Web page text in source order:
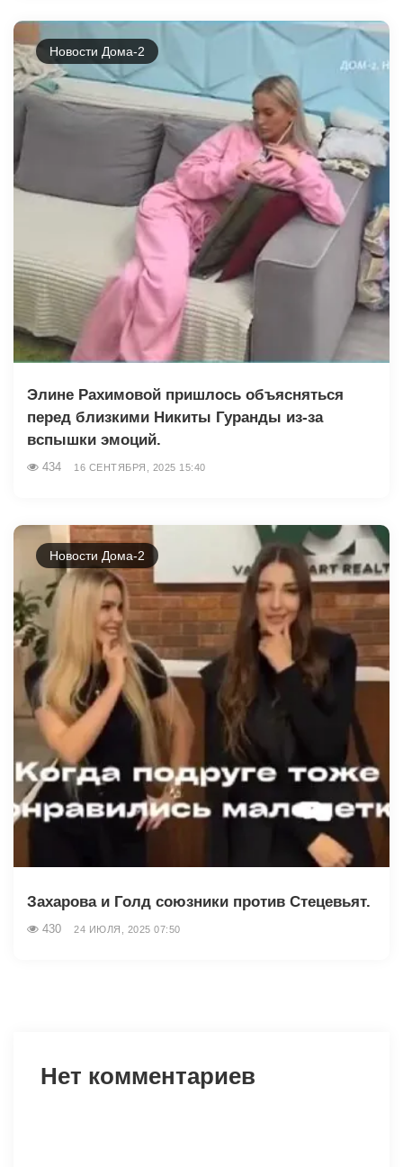
Новости Дома-2
Элине Рахимовой пришлось объясняться
перед близкими Никиты Гуранды из-за
вспышки эмоций.
434 16 СЕНТЯБРЯ, 2025 15:40
Новости Дома-2
Захарова и Голд союзники против Стецевьят.
430 24 ИЮЛЯ, 2025 07:50
Нет комментариев